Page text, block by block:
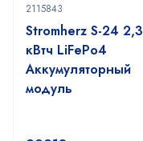
2115843
Stromherz S-24 2,3
кВтч LiFePo4
Аккумуляторный
модуль